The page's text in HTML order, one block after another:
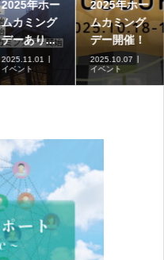
2025年ホー
ムカミング
デーあり...
2025.11.01
イベント
2025年ホー
ムカミング
デー開催！
2025.10.07
イベント